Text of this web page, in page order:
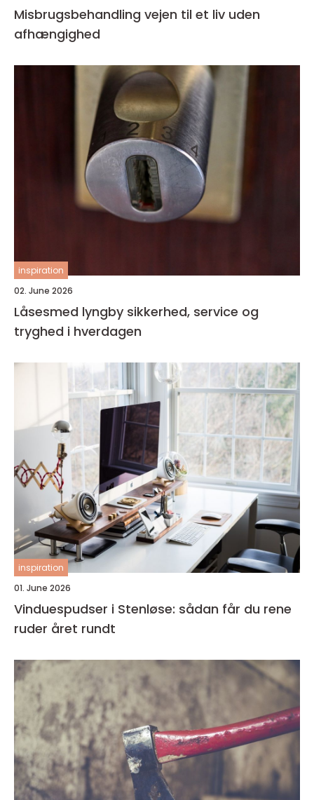
Misbrugsbehandling vejen til et liv uden
afhængighed
inspiration
02. June 2026
Låsesmed lyngby sikkerhed, service og
tryghed i hverdagen
inspiration
01. June 2026
Vinduespudser i Stenløse: sådan får du rene
ruder året rundt